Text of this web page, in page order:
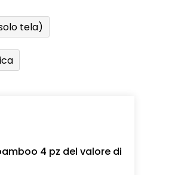
tela)
4 pz del valore di